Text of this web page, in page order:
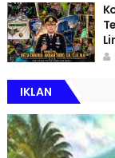
IKLAN